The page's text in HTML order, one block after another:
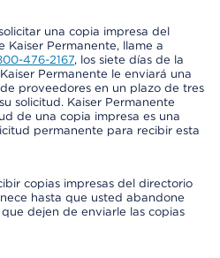
una copia impresa del
Permanente, llame a
476-2167, los siete días de la
Permanente le enviará una
proveedores en un plazo de tres
solicitud. Kaiser Permanente
de una copia impresa es una
permanente para recibir esta
copias impresas del directorio
hasta que usted abandone
dejen de enviarle las copias